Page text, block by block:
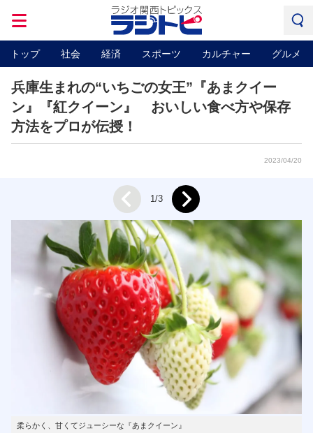
トップ 社会 経済 スポーツ カルチャー グルメ
兵庫生まれの“いちごの女王”『あまクイー
ン』『紅クイーン』 おいしい食べ方や保存
方法をプロが伝授！
2023/04/20
柔らかく、甘くてジューシーな『あまクイーン』
Prev 1/3 Next